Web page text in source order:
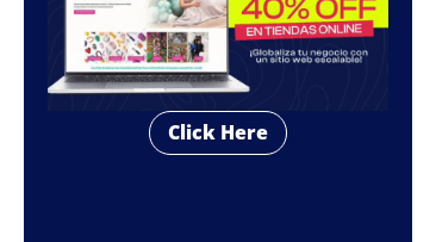
Click Here